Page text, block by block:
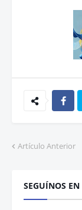
Artículo Anterior
SEGUÍNOS EN